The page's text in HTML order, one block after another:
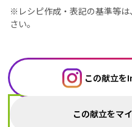
※レシピ作成・表記の基準等は、
さい。
この献立
この献立をマ